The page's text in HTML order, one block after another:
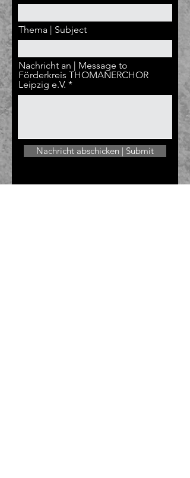
Thema | Subject
Nachricht an | Message to
Förderkreis THOMANERCHOR
Leipzig e.V.
Nachricht abschicken | Submit